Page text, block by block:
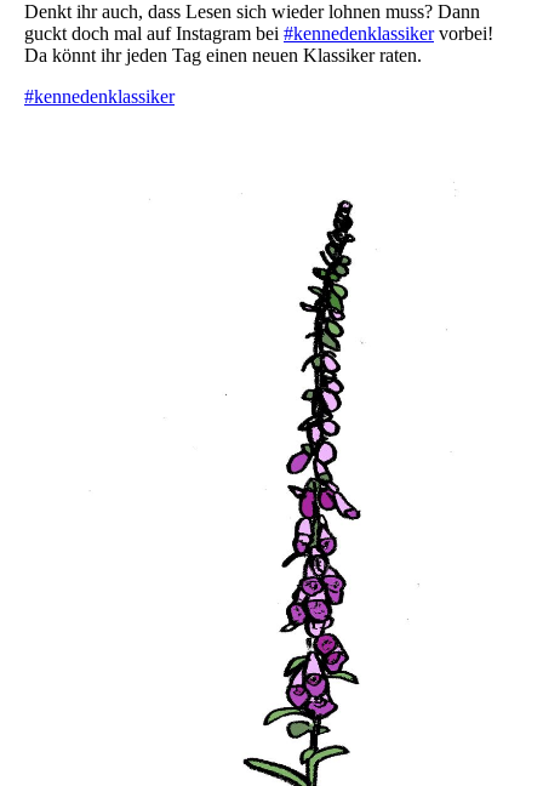
Denkt ihr auch, dass Lesen sich wieder lohnen muss? Dann
guckt doch mal auf Instagram bei #kennedenklassikervorbei!
Da könnt ihr jeden Tag einen neuen Klassiker raten.
#kennedenklassiker